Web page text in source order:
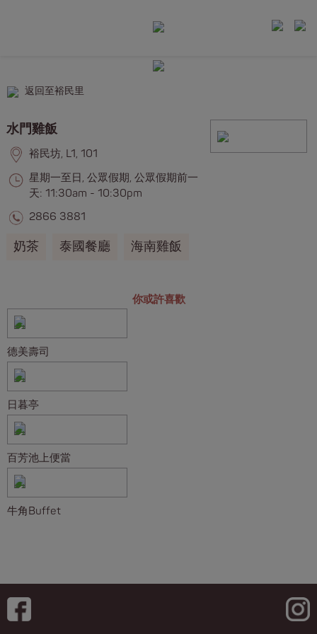
返回至裕民里
水門雞飯
裕民坊, L1, 101
星期一至日, 公眾假期, 公眾假期前一
天: 11:30am - 10:30pm
2866 3881
奶茶 泰國餐廳 海南雞飯
你或許喜歡
德美壽司
日暮亭
百芳池上便當
牛角Buffet